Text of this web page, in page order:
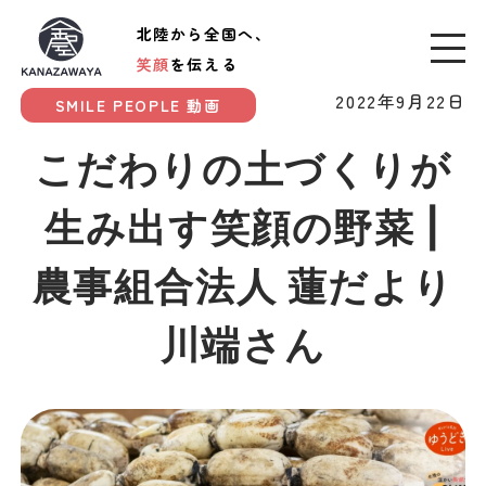
北陸から全国へ、
笑顔を伝える
SMILE PEOPLE 動画
2022年9月22日
こだわりの土づくりが
生み出す笑顔の野菜 |
農事組合法人 蓮だより
川端さん